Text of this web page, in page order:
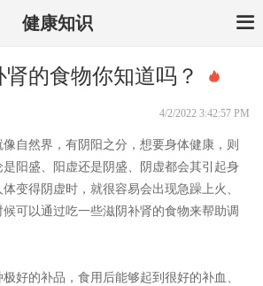
健康知识
的食物你知道吗？
4/2/2022 3:42:57 PM
自然界，有阴阳之分，想要身体健康，则
阳盛、阳虚还是阴盛、阴虚都会其引起身
变得阴虚时，就很容易会出现急躁上火、
可以通过吃一些滋阴补肾的食物来帮助调
好的补品，食用后能够起到很好的补血、